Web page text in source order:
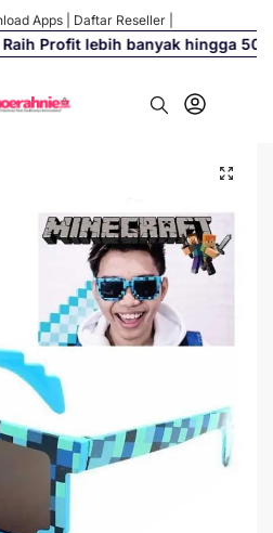
Apps Daftar Reseller
Profit lebih banyak hingga 500%